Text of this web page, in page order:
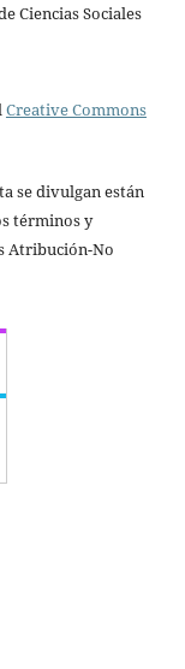
Ciencias Sociales
Creative Commons
se divulgan están
términos y
Atribución-No